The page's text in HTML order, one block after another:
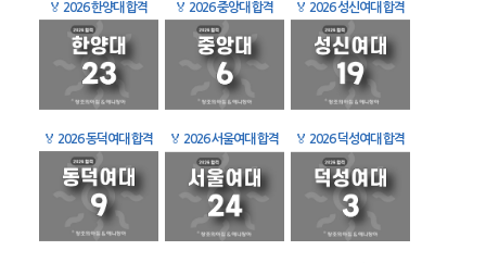
🏅 2026 한양대 합격 🏅 2026 중앙대 합격 🏅 2026 성신여대 합격
🏅 2026 동덕여대 합격 🏅 2026 서울여대 합격 🏅 2026 덕성여대 합격